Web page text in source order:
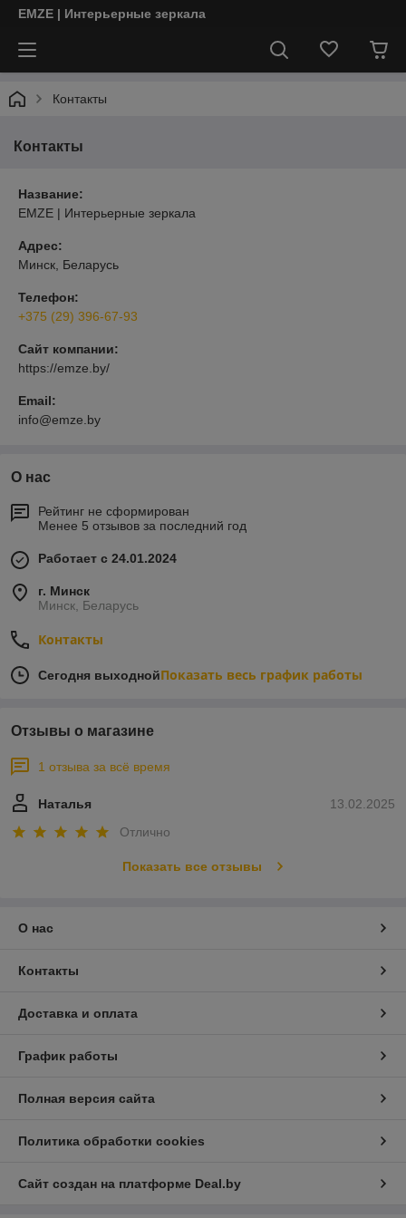
EMZE | Интерьерные зеркала
Контакты
Контакты
Название:
EMZE | Интерьерные зеркала
Адрес:
Минск, Беларусь
Телефон:
+375 (29) 396-67-93
Сайт компании:
https://emze.by/
Email:
info@emze.by
О нас
Рейтинг не сформирован
Менее 5 отзывов за последний год
Работает с 24.01.2024
г. Минск
Минск, Беларусь
Контакты
Сегодня выходнойПоказать весь график работы
Отзывы о магазине
1 отзыва за всё время
13.02.2025
Наталья
Отлично
Показать все отзывы
О нас
Контакты
Доставка и оплата
График работы
Полная версия сайта
Политика обработки cookies
Сайт создан на платформе Deal.by